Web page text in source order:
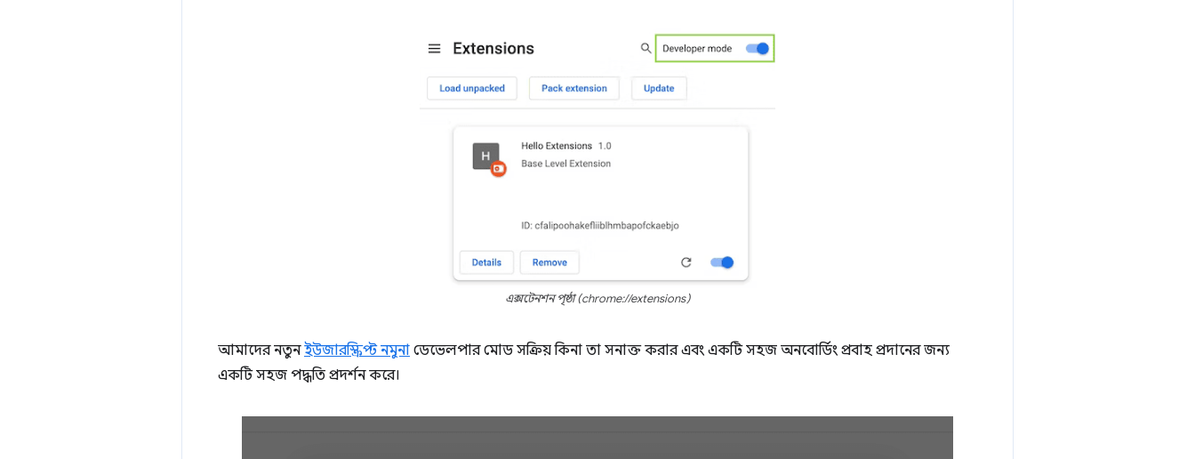
এক্সটেনশন পৃষ্ঠা (chrome://extensions)
আমাদের নতুনইউজারস্ক্রিপ্ট নমুনা ডেভেলপার মোড সক্রিয় কিনা তা সনাক্ত করার এবং একটি সহজ অনবোর্ডিং প্রবাহ প্রদানের জন্য
একটি সহজ পদ্ধতি প্রদর্শন করে।